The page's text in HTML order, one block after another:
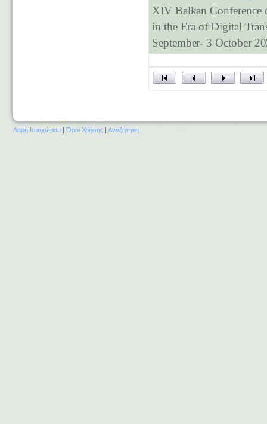
XIV Balkan Conference
in the Era of Digital
September- 3 October
Δομή Ιστοχώρου |Όροι Χρήσης | Αναζήτηση